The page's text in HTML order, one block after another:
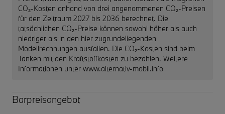
CO₂-Kosten anhand von drei angenommenen CO₂-Preisen
für den Zeitraum 2027 bis 2036 berechnet. Die
tatsächlichen CO₂-Preise können sowohl höher als auch
niedriger als in den hier zugrundeliegenden
Modellrechnungen ausfallen. Die CO₂-Kosten sind beim
Tanken mit den Kraftstoffkosten zu bezahlen. Weitere
Informationen unter www.alternativ-mobil.info
Barpreisangebot